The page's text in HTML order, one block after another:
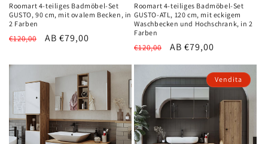
Roomart 4-teiliges Badmöbel-Set
GUSTO, 90 cm, mit ovalem Becken, in
2 Farben
Normaler
€120,00 Verkaufspreis
AB €79,00
Roomart 4-teiliges Badmöbel-Set
GUSTO-ATL, 120 cm, mit eckigem
Waschbecken und Hochschrank, in 2
Farben
Normaler
€120,00 Verkaufspreis
AB €79,00
Vendita